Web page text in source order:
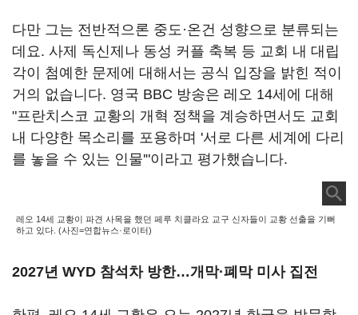
다만 그는 전반적으론 중도·온건 성향으로 분류되는
데요. 사제 독신제나 동성 커플 축복 등 교회 내 대립
각이 첨예한 문제에 대해서는 공식 입장을 밝힌 적이
거의 없습니다. 영국 BBC 방송은 레오 14세에 대해
"프란치스코 교황의 개혁 정책을 계승하면서도 교회
내 다양한 목소리를 포용하며 '서로 다른 세계에 다리
를 놓을 수 있는 인물'"이라고 평가했습니다.
레오 14세 교황이 파견 사목을 했던 페루 치클라요 교구 신자들이 교황 선출을 기뻐
하고 있다. (사진=연합뉴스·로이터)
2027년 WYD 참석차 방한…개막·폐막 미사 집전